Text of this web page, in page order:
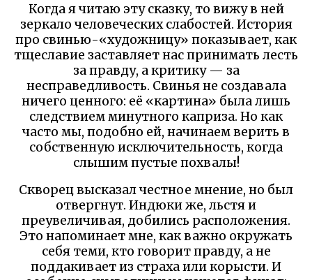
Когда я читаю эту сказку, то вижу в ней
зеркало человеческих слабостей. История
про свинью-«художницу» показывает, как
тщеславие заставляет нас принимать лесть
за правду, а критику — за
несправедливость. Свинья не создавала
ничего ценного: её «картина» была лишь
следствием минутного каприза. Но как
часто мы, подобно ей, начинаем верить в
собственную исключительность, когда
слышим пустые похвалы!
Скворец высказал честное мнение, но был
отвергнут. Индюки же, льстя и
преувеличивая, добились расположения.
Это напоминает мне, как важно окружать
себя теми, кто говорит правду, а не
поддакивает из страха или корысти. И